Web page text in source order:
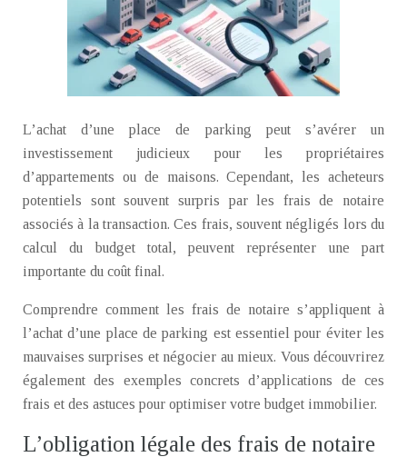
L’achat d’une place de parking peut s’avérer un
investissement judicieux pour les propriétaires
d’appartements ou de maisons. Cependant, les acheteurs
potentiels sont souvent surpris par les frais de notaire
associés à la transaction. Ces frais, souvent négligés lors du
calcul du budget total, peuvent représenter une part
importante du coût final.
Comprendre comment les frais de notaire s’appliquent à
l’achat d’une place de parking est essentiel pour éviter les
mauvaises surprises et négocier au mieux. Vous découvrirez
également des exemples concrets d’applications de ces
frais et des astuces pour optimiser votre budget immobilier.
L’obligation légale des frais de notaire